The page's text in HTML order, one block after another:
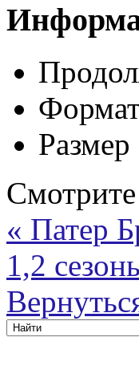
Размер
« Патер
1,2